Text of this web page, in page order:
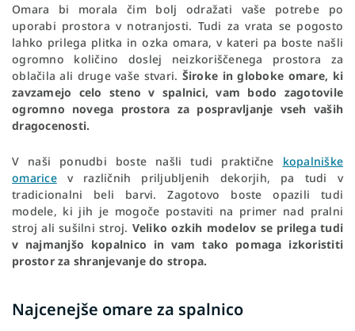
Omara bi morala čim bolj odražati vaše potrebe po
uporabi prostora v notranjosti. Tudi za vrata se pogosto
lahko prilega plitka in ozka omara, v kateri pa boste našli
ogromno količino doslej neizkoriščenega prostora za
oblačila ali druge vaše stvari. Široke in globoke omare, ki
zavzamejo celo steno v spalnici, vam bodo zagotovile
ogromno novega prostora za pospravljanje vseh vaših
dragocenosti.
V naši ponudbi boste našli tudi praktične kopalniške
omaricev različnih priljubljenih dekorjih, pa tudi v
tradicionalni beli barvi. Zagotovo boste opazili tudi
modele, ki jih je mogoče postaviti na primer nad pralni
stroj ali sušilni stroj. Veliko ozkih modelov se prilega tudi
v najmanjšo kopalnico in vam tako pomaga izkoristiti
prostor za shranjevanje do stropa.
Najcenejše omare za spalnico